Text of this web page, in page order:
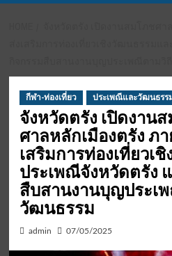
กีฬา-ท่องเที่ยว ประเพณีและวัฒนธรร
จังหวัดตรัง เปิดงาน
ศาลหลักเมืองตรัง ภ
เสริมการท่องเที่ยวเ
ประเพณีจังหวัดตรัง
สืบสานงานบุญประเ
วัฒนธรรม
admin 07/05/2025